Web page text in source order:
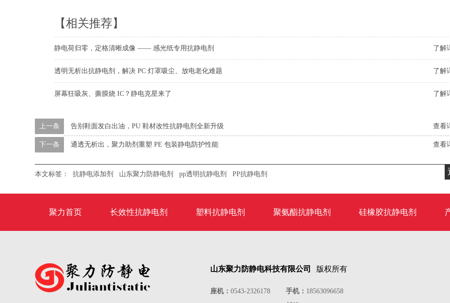
【相关推荐】
了解
静电荷归零，定格清晰成像 —— 感光纸专用抗静电剂
了解
透明无析出抗静电剂，解决 PC 灯罩吸尘、放电老化难题
了解
屏幕狂吸灰、撕膜烧 IC？静电克星来了
查看
上一条 告别鞋面发白出油，PU 鞋材改性抗静电剂全新升级
查看
下一条 通透无析出，聚力助剂重塑 PE 包装静电防护性能
本文标签： 抗静电添加剂 山东聚力防静电剂 pp透明抗静电剂 PP抗静电剂
聚力首页 长效性抗静电剂 塑料抗静电剂 聚氨酯抗静电剂 硅橡胶抗静电剂
山东聚力防静电科技有限公司 版权所有
座机： 0543-2326178 手机： 18563096658